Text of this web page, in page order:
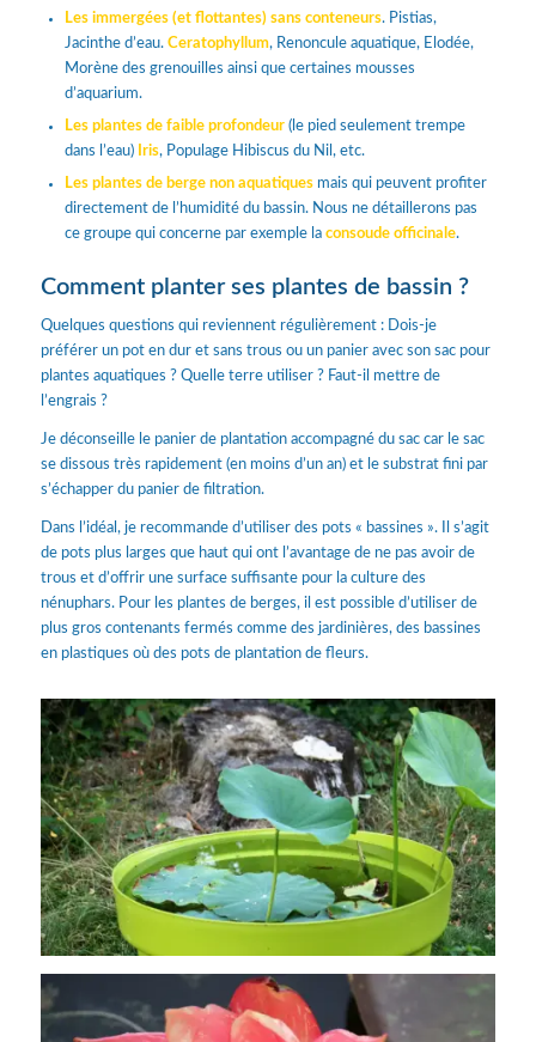
Les immergées (et flottantes) sans conteneurs. Pistias,
Jacinthe d’eau. Ceratophyllum, Renoncule aquatique, Elodée,
Morène des grenouilles ainsi que certaines mousses
d’aquarium.
Les plantes de faible profondeur(le pied seulement trempe
dans l’eau) Iris, Populage Hibiscus du Nil, etc.
Les plantes de berge non aquatiques mais qui peuvent profiter
directement de l’humidité du bassin. Nous ne détaillerons pas
ce groupe qui concerne par exemple la consoude officinale.
Comment planter ses plantes de bassin ?
Quelques questions qui reviennent régulièrement : Dois-je
préférer un pot en dur et sans trous ou un panier avec son sac pour
plantes aquatiques ? Quelle terre utiliser ? Faut-il mettre de
l’engrais ?
Je déconseille le panier de plantation accompagné du sac car le sac
se dissous très rapidement (en moins d’un an) et le substrat fini par
s’échapper du panier de filtration.
Dans l’idéal, je recommande d’utiliser des pots « bassines ». Il s’agit
de pots plus larges que haut qui ont l’avantage de ne pas avoir de
trous et d’offrir une surface suffisante pour la culture des
nénuphars. Pour les plantes de berges, il est possible d’utiliser de
plus gros contenants fermés comme des jardinières, des bassines
en plastiques où des pots de plantation de fleurs.